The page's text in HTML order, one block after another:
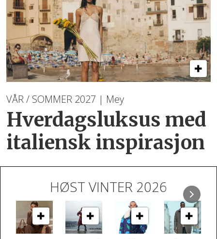
VÅR / SOMMER 2027 | Mey
Hverdagsluksus med
italiensk inspirasjon
HØST VINTER 2026